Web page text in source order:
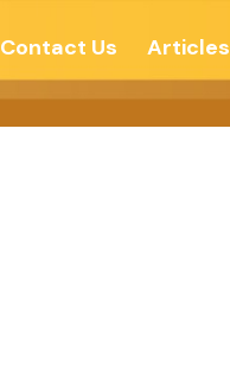
Contact Us Articles